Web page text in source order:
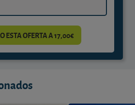
ESTA OFERTA A 17,00€